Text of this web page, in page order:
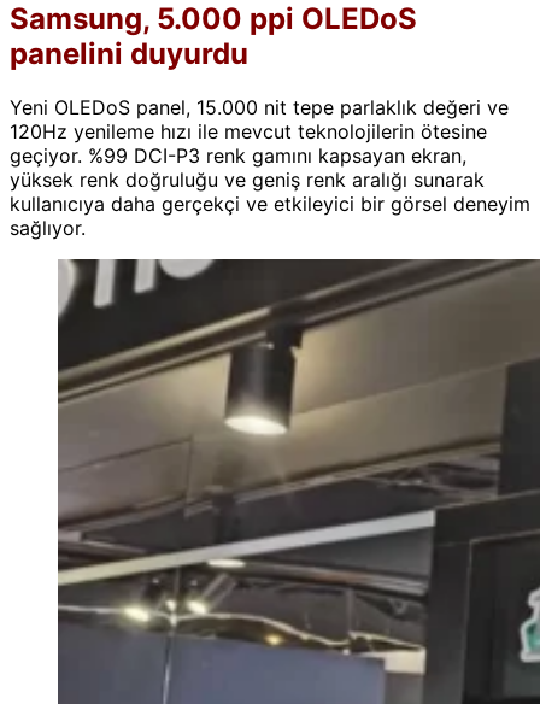
Samsung, 5.000 ppi OLEDoS
panelini duyurdu
Yeni OLEDoS panel, 15.000 nit tepe parlaklık değeri ve
120Hz yenileme hızı ile mevcut teknolojilerin ötesine
geçiyor. %99 DCI-P3 renk gamını kapsayan ekran,
yüksek renk doğruluğu ve geniş renk aralığı sunarak
kullanıcıya daha gerçekçi ve etkileyici bir görsel deneyim
sağlıyor.